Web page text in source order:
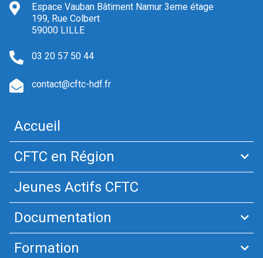
Espace Vauban Bâtiment Namur 3eme étage
199, Rue Colbert
59000 LILLE
03 20 57 50 44
contact@cftc-hdf.fr
Accueil
CFTC en Région
Jeunes Actifs CFTC
Documentation
Formation